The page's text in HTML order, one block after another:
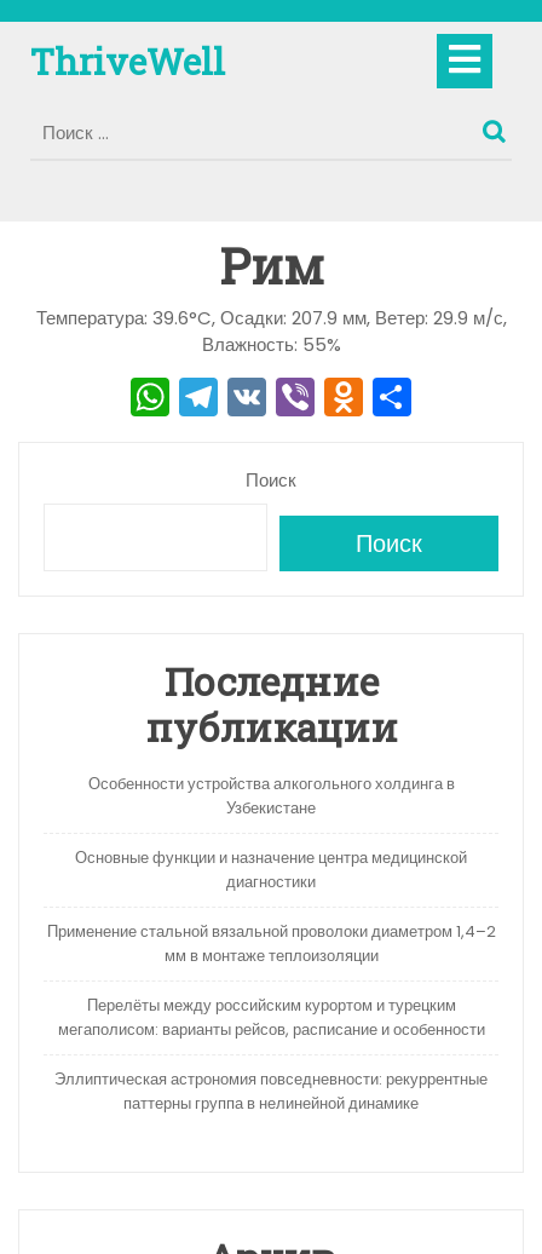
содержимому
ThriveWell
Рим
Температура: 39.6°C, Осадки: 207.9 мм, Ветер: 29.9 м/с,
Влажность: 55%
W
h
T
el
e
V
K
Vi
b
O
d
o
kl
a
s
ni
ki
а
в
и
Поиск
Поиск
Последние
публикации
Особенности устройства алкогольного холдинга в
Узбекистане
Основные функции и назначение центра медицинской
диагностики
Применение стальной вязальной проволоки диаметром 1,4–2
мм в монтаже теплоизоляции
Перелёты между российским курортом и турецким
мегаполисом: варианты рейсов, расписание и особенности
Эллиптическая астрономия повседневности: рекуррентные
паттерны группа в нелинейной динамике